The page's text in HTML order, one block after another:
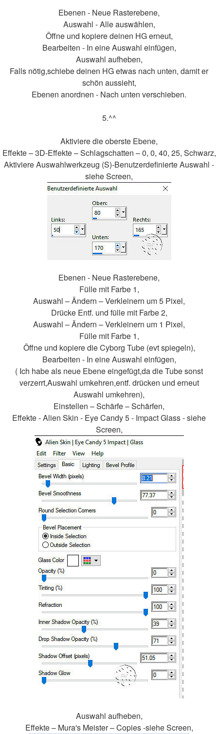
Ebenen - Neue Rasterebene,
Auswahl - Alle auswählen,
Öffne und kopiere deinen HG erneut,
Bearbeiten - In eine Auswahl einfügen,
Auswahl aufheben,
Falls nötig,schiebe deinen HG etwas nach unten, damit er
schön aussieht,
Ebenen anordnen - Nach unten verschieben.
5.^^
Aktiviere die oberste Ebene,
Effekte – 3D-Effekte – Schlagschatten – 0, 0, 40, 25, Schwarz,
Aktiviere Auswahlwerkzeug (S)-Benutzerdefinierte Auswahl -
siehe Screen,
Ebenen - Neue Rasterebene,
Fülle mit Farbe 1,
Auswahl – Ändern – Verkleinern um 5 Pixel,
Drücke Entf. und fülle mit Farbe 2,
Auswahl – Ändern – Verkleinern um 1 Pixel,
Fülle mit Farbe 1,
Öffne und kopiere die Cyborg Tube (evt spiegeln),
Bearbeiten - In eine Auswahl einfügen,
( Ich habe als neue Ebene eingefügt,da die Tube sonst
verzerrt,Auswahl umkehren,entf. drücken und erneut
Auswahl umkehren),
Einstellen – Schärfe – Schärfen,
Effekte - Alien Skin - Eye Candy 5 - Impact Glass - siehe
Screen,
Auswahl aufheben,
Effekte – Mura's Meister – Copies -siehe Screen,